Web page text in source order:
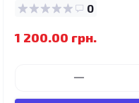
0
1 200.00 грн.